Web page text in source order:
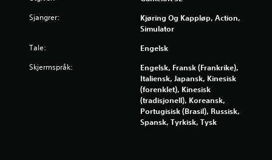
r
o
n
Sjangrer:
Kjøring Og Kappløp, Action,
Simulator
Tale: Engelsk
Skjermspråk:
Engelsk, Fransk (Frankrike),
Italiensk, Japansk, Kinesisk
(forenklet), Kinesisk
(tradisjonell), Koreansk,
Portugisisk (Brasil), Russisk,
Spansk, Tyrkisk, Tysk